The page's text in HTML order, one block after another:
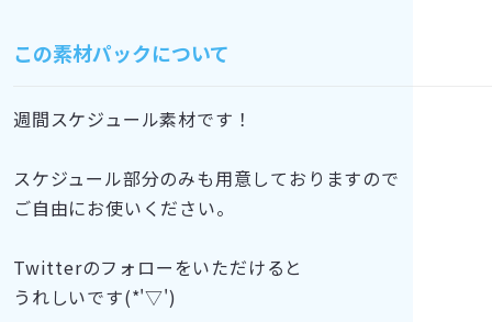
この素材パックについて
週間スケジュール素材です！
スケジュール部分のみも用意しておりますので
ご自由にお使いください。
Twitterのフォローをいただけると
うれしいです(*'▽')